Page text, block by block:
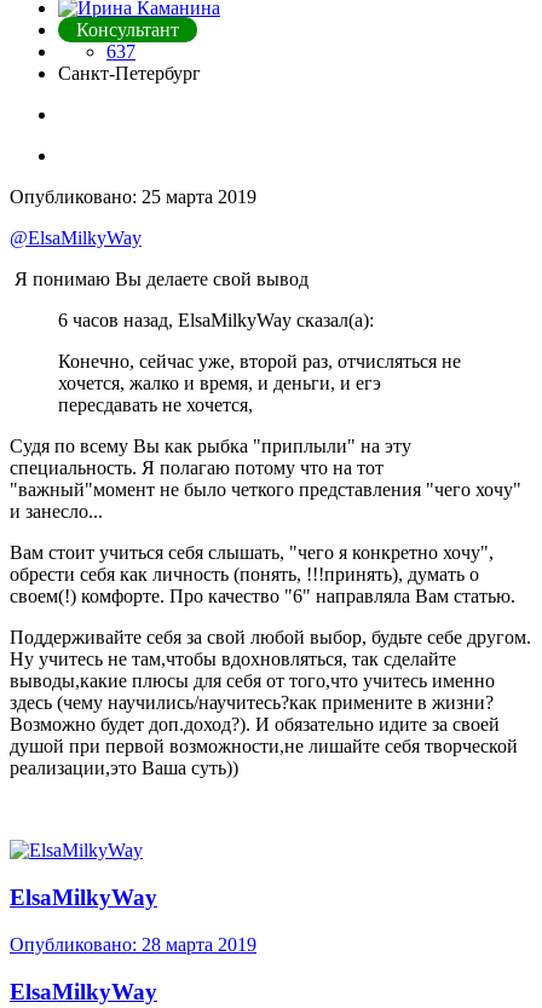
Консультант
637
Санкт-Петербург
Опубликовано: 25 марта 2019
@ElsaMilkyWay
Я понимаю Вы делаете свой вывод
6 часов назад, ElsaMilkyWay сказал(а):
Конечно, сейчас уже, второй раз, отчисляться не
хочется, жалко и время, и деньги, и егэ
пересдавать не хочется,
Судя по всему Вы как рыбка "приплыли" на эту
специальность. Я полагаю потому что на тот
"важный"момент не было четкого представления "чего хочу"
и занесло...
Вам стоит учиться себя слышать, "чего я конкретно хочу",
обрести себя как личность (понять, !!!принять), думать о
своем(!) комфорте. Про качество "6" направляла Вам статью.
Поддерживайте себя за свой любой выбор, будьте себе другом.
Ну учитесь не там,чтобы вдохновляться, так сделайте
выводы,какие плюсы для себя от того,что учитесь именно
здесь (чему научились/научитесь?как примените в жизни?
Возможно будет доп.доход?). И обязательно идите за своей
душой при первой возможности,не лишайте себя творческой
реализации,это Ваша суть))
ElsaMilkyWay
Опубликовано: 28 марта 2019
ElsaMilkyWay